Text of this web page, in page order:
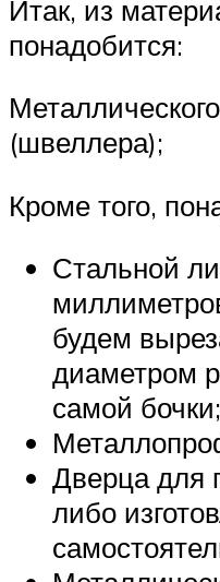
Итак, из
понадобится:
(швеллера);
Кроме того,
Стальной
будем
диаметром
самой бочки;
Дверца для
либо